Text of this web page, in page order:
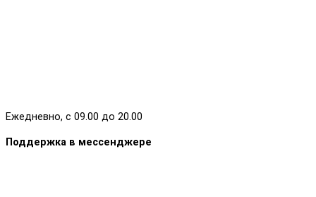
Ежедневно, с 09.00 до 20.00
Поддержка в мессенджере